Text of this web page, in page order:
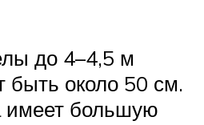
до 4–4,5 м
быть около 50 см.
имеет большую